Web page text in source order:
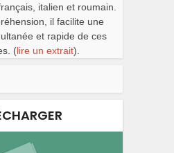
italien et roumain.
il facilite une
et rapide de ces
(lire un extrait).